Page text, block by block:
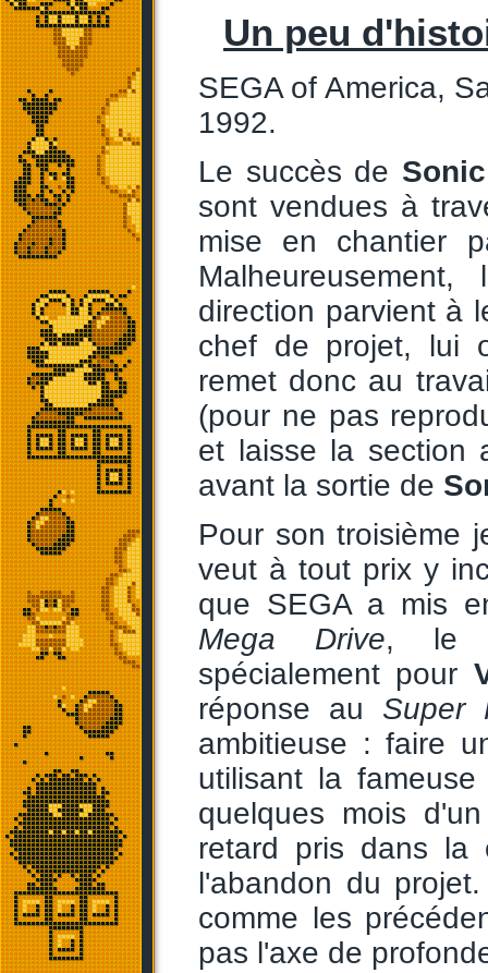
Un peu
SEGA of America,
1992.
Le succès de
sont vendues à
mise en chantier
direction parvient à
chef de projet, lui
remet donc au
(pour ne pas
et laisse la section
avant la sortie de
Pour son troisième
veut à tout prix y
que SEGA a mis
Mega Drive,
spécialement pour
réponse au Super
ambitieuse : faire
utilisant la
quelques mois
retard pris dans la
l'abandon du
comme les
pas l'axe de